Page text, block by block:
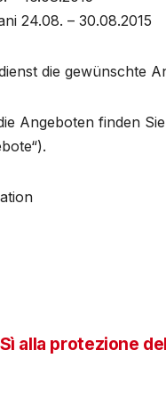
24.08. – 30.08.2015
die gewünschte
Angeboten finden
alla protezione